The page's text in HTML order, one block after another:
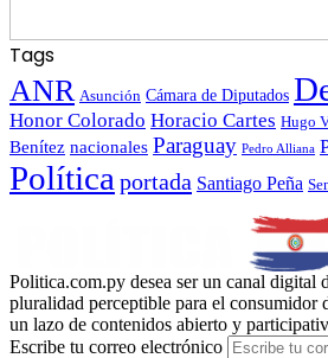
Tags
ANR Asunción Cámara de Diputados
Honor Colorado Horacio Cartes Hugo
Benítez nacionales Paraguay Pedro Alliana
Política portada Santiago Peña
Politica.com.py desea ser un canal digital
pluralidad perceptible para el consumidor
un lazo de contenidos abierto y
Escribe tu correo electrónico